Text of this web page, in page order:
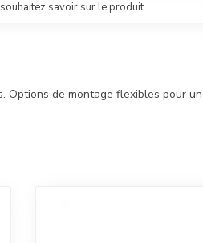
savoir sur le produit.
Options de montage flexibles pour